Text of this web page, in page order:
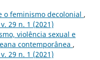
o feminismo decolonial ,
29 n. 1 (2021)
violência sexual e
contemporânea ,
29 n. 1 (2021)